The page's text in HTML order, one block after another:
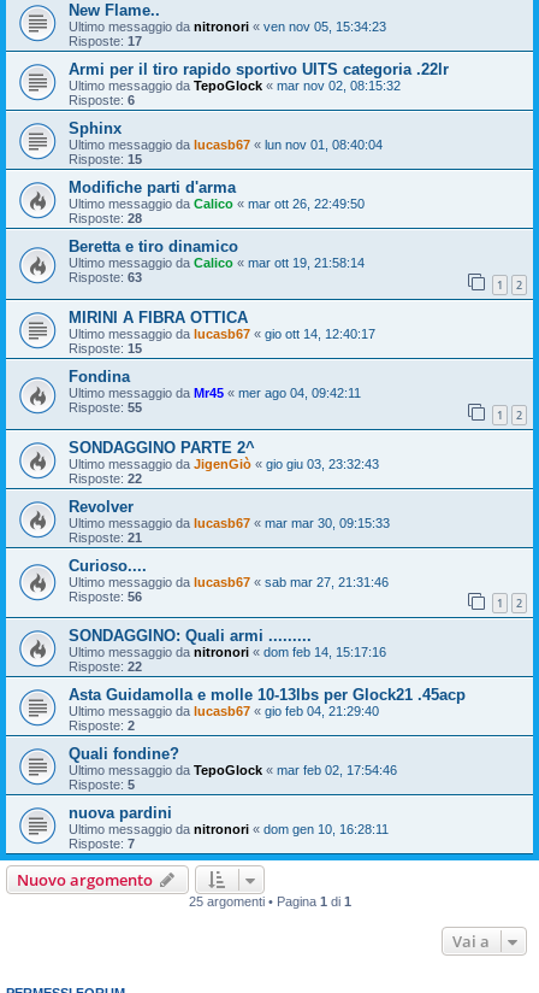
New Flame..
Ultimo messaggio da nitronori « ven nov 05, 15:34:23
Risposte: 17
Armi per il tiro rapido sportivo UITS categoria .22lr
Ultimo messaggio da TepoGlock « mar nov 02, 08:15:32
Risposte: 6
Sphinx
Ultimo messaggio da lucasb67 « lun nov 01, 08:40:04
Risposte: 15
Modifiche parti d'arma
Ultimo messaggio da Calico « mar ott 26, 22:49:50
Risposte: 28
Beretta e tiro dinamico
Ultimo messaggio da Calico « mar ott 19, 21:58:14
Risposte: 63 1 2
MIRINI A FIBRA OTTICA
Ultimo messaggio da lucasb67 « gio ott 14, 12:40:17
Risposte: 15
Fondina
Ultimo messaggio da Mr45 « mer ago 04, 09:42:11
Risposte: 55 1 2
SONDAGGINO PARTE 2^
Ultimo messaggio da JigenGiò « gio giu 03, 23:32:43
Risposte: 22
Revolver
Ultimo messaggio da lucasb67 « mar mar 30, 09:15:33
Risposte: 21
Curioso....
Ultimo messaggio da lucasb67 « sab mar 27, 21:31:46
Risposte: 56 1 2
SONDAGGINO: Quali armi .........
Ultimo messaggio da nitronori « dom feb 14, 15:17:16
Risposte: 22
Asta Guidamolla e molle 10-13lbs per Glock21 .45acp
Ultimo messaggio da lucasb67 « gio feb 04, 21:29:40
Risposte: 2
Quali fondine?
Ultimo messaggio da TepoGlock « mar feb 02, 17:54:46
Risposte: 5
nuova pardini
Ultimo messaggio da nitronori « dom gen 10, 16:28:11
Risposte: 7
Nuovo argomento
25 argomenti • Pagina 1 di 1
Vai a